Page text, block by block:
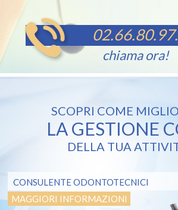
chiama ora!
SCOPRI COME
LA GESTIONE
DELLA TUA
CONSULENTE ODONTOTECNICI
MAGGIORI INFORMAZIONI